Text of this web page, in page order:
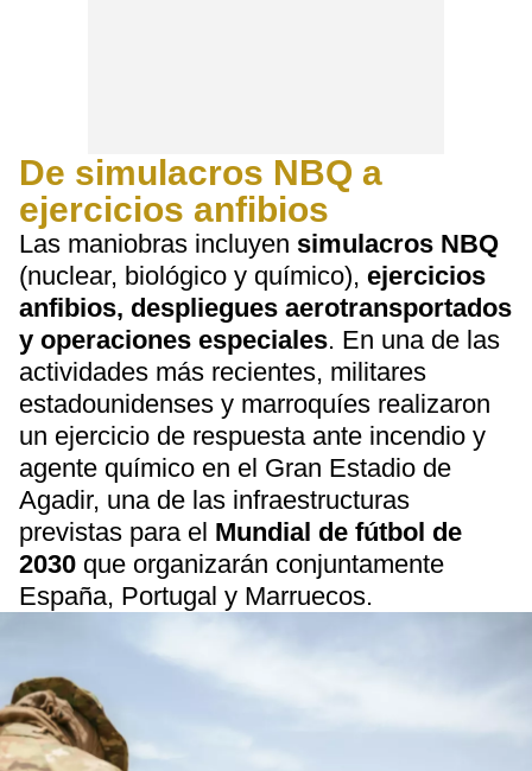
De simulacros NBQ a
ejercicios anfibios
Las maniobras incluyen simulacros NBQ
(nuclear, biológico y químico), ejercicios
anfibios, despliegues aerotransportados
y operaciones especiales. En una de las
actividades más recientes, militares
estadounidenses y marroquíes realizaron
un ejercicio de respuesta ante incendio y
agente químico en el Gran Estadio de
Agadir, una de las infraestructuras
previstas para el Mundial de fútbol de
2030 que organizarán conjuntamente
España, Portugal y Marruecos.